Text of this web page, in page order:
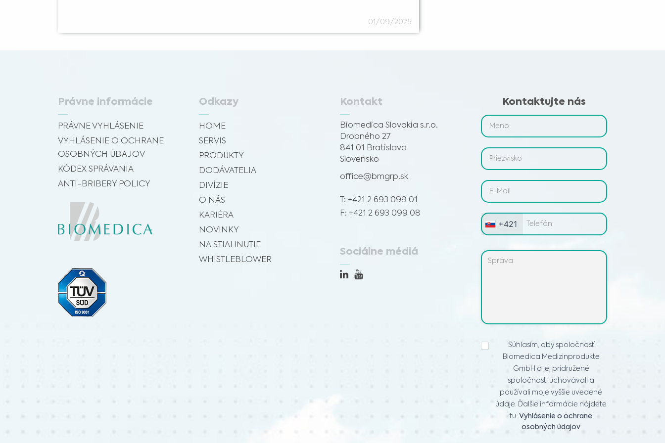
01/09/2025
Právne informácie
PRÁVNE VYHLÁSENIE
VYHLÁSENIE O OCHRANE
OSOBNÝCH ÚDAJOV
KÓDEX SPRÁVANIA
ANTI-BRIBERY POLICY
Odkazy
HOME
SERVIS
PRODUKTY
DODÁVATELIA
DIVÍZIE
O NÁS
KARIÉRA
NOVINKY
NA STIAHNUTIE
WHISTLEBLOWER
Kontakt
Biomedica Slovakia s.r.o.
Drobného 27
841 01 Bratislava
Slovensko
office@bmgrp.sk
T: +421 2 693 099 01
F: +421 2 693 099 08
Sociálne médiá
Kontaktujte nás
+421
VYHLÁSENIE
O
OCHRANE
OSOBNÝCH
Súhlasím, aby spoločnosť
Biomedica Medizinprodukte
GmbH a jej pridružené
spoločnosti uchovávali a
používali moje vyššie uvedené
údaje. Ďalšie informácie nájdete
tu:Vyhlásenie o ochrane
osobných údajov